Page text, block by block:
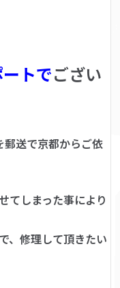
トでござい
送で京都からご依
てしまった事により
、修理して頂きたい